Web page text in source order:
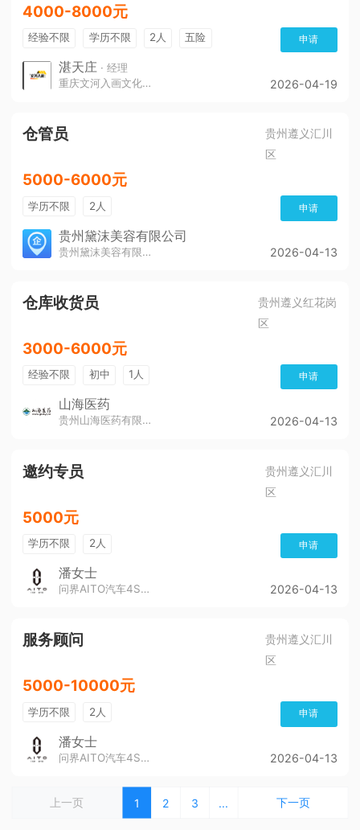
4000-8000元
经验不限 学历不限 2人
五险
带薪年假
年终奖
年底双薪
申请
湛天庄 · 经理
重庆文河入画文化传播责任有限公司
2026-04-19
仓管员
贵州遵义汇川
区
5000-6000元
学历不限 2人 申请
贵州黛沫美容有限公司
贵州黛沫美容有限公司 2026-04-13
仓库收货员
贵州遵义红花岗
区
3000-6000元
经验不限 初中 1人 申请
山海医药
贵州山海医药有限公司 2026-04-13
邀约专员
贵州遵义汇川
区
5000元
学历不限 2人 申请
潘女士
问界AITO汽车4S店（董公寺汽博城） 2026-04-13
服务顾问
贵州遵义汇川
区
5000-10000元
学历不限 2人 申请
潘女士
问界AITO汽车4S店（董公寺汽博城） 2026-04-13
上一页 1 2 3 ... 下一页